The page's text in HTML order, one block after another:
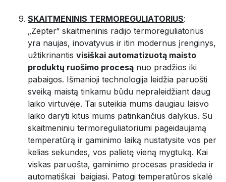
SKAITMENINIS TERMOREGULIATORIUS:
„Zepter“ skaitmeninis radijo termoreguliatorius
yra naujas, inovatyvus ir itin modernus įrenginys,
užtikrinantis visiškai automatizuotą maisto
produktų ruošimo procesą nuo pradžios iki
pabaigos. Išmanioji technologija leidžia paruošti
sveiką maistą tinkamu būdu nepraleidžiant daug
laiko virtuvėje. Tai suteikia mums daugiau laisvo
laiko daryti kitus mums patinkančius dalykus. Su
skaitmeniniu termoreguliatoriumi pageidaujamą
temperatūrą ir gaminimo laiką nustatysite vos per
kelias sekundes, vos palietę vieną mygtuką. Kai
viskas paruošta, gaminimo procesas prasideda ir
automatiškai baigiasi. Patogi temperatūros skalė